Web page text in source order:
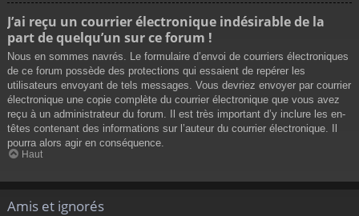
J’ai reçu un courrier électronique indésirable de la
part de quelqu’un sur ce forum !
Nous en sommes navrés. Le formulaire d’envoi de courriers électroniques
de ce forum possède des protections qui essaient de repérer les
utilisateurs envoyant de tels messages. Vous devriez envoyer par courrier
électronique une copie complète du courrier électronique que vous avez
reçu à un administrateur du forum. Il est très important d’y inclure les en-
têtes contenant des informations sur l’auteur du courrier électronique. Il
pourra alors agir en conséquence.
Haut
Amis et ignorés